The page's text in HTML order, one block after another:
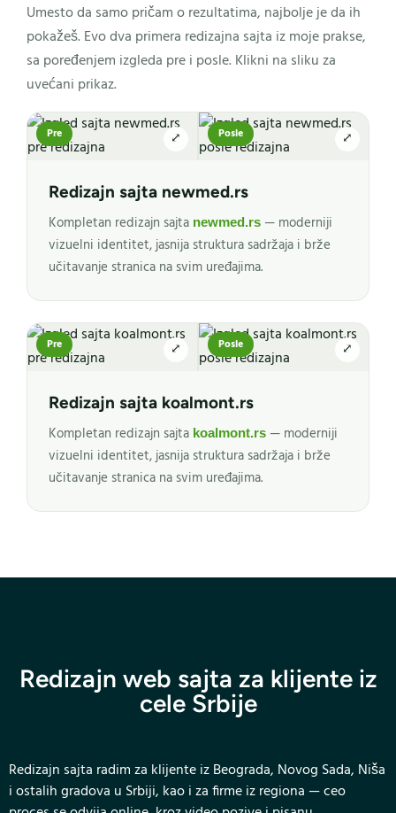
Umesto da samo pričam o rezultatima, najbolje je da ih
pokažeš. Evo dva primera redizajna sajta iz moje prakse,
sa poređenjem izgleda pre i posle. Klikni na sliku za
uvećani prikaz.
Pre ⤢ Posle ⤢
Redizajn sajta newmed.rs
Kompletan redizajn sajta newmed.rs — moderniji
vizuelni identitet, jasnija struktura sadržaja i brže
učitavanje stranica na svim uređajima.
Pre ⤢ Posle ⤢
Redizajn sajta koalmont.rs
Kompletan redizajn sajta koalmont.rs — moderniji
vizuelni identitet, jasnija struktura sadržaja i brže
učitavanje stranica na svim uređajima.
Redizajn web sajta za klijente iz
cele Srbije
Redizajn sajta radim za klijente iz Beograda, Novog Sada, Niša
i ostalih gradova u Srbiji, kao i za firme iz regiona — ceo